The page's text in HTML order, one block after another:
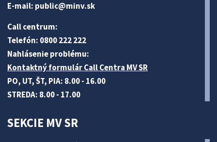
E-mail: public@minv.sk
Call centrum:
Telefón: 0800 222 222
Nahlásenie problému:
Kontaktný formulár Call Centra MV SR
PO, UT, ŠT, PIA: 8.00 - 16.00
STREDA: 8.00 - 17.00
SEKCIE MV SR